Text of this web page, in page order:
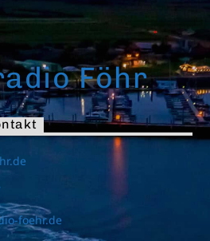
Föhr
foehr.de